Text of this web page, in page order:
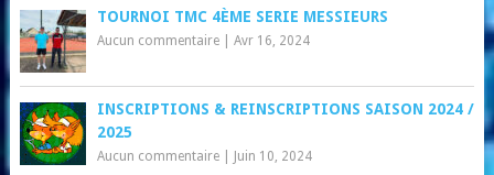
TOURNOI TMC 4ÈME SERIE MESSIEURS
Aucun commentaire| Avr 16, 2024
INSCRIPTIONS & REINSCRIPTIONS SAISON 2024 /
2025
Aucun commentaire| Juin 10, 2024